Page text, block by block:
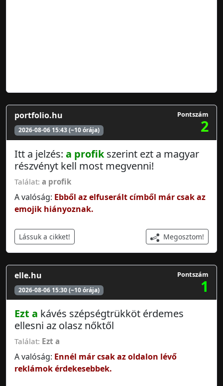
portfolio.hu
2026-08-06 15:43 (~10 órája)
Pontszám
2
Itt a jelzés: a profikszerint ezt a magyar
részvényt kell most megvenni!
Találat: a profik
A valóság: Ebből az elfuserált címből már csak az
emojik hiányoznak.
Lássuk a cikket! Megosztom!
elle.hu
2026-08-06 15:30 (~10 órája)
Pontszám
1
Ezt a kávés szépségtrükköt érdemes
ellesni az olasz nőktől
Találat: Ezt a
A valóság: Ennél már csak az oldalon lévő
reklámok érdekesebbek.